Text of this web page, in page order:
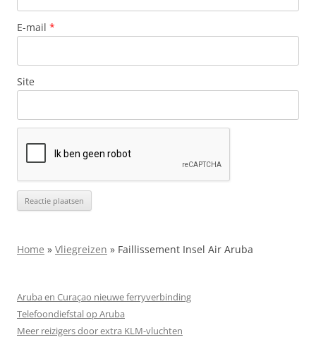
E-mail *
Site
Home » Vliegreizen » Faillissement Insel Air Aruba
Aruba en Curaçao nieuwe ferryverbinding
Telefoondiefstal op Aruba
Meer reizigers door extra KLM-vluchten